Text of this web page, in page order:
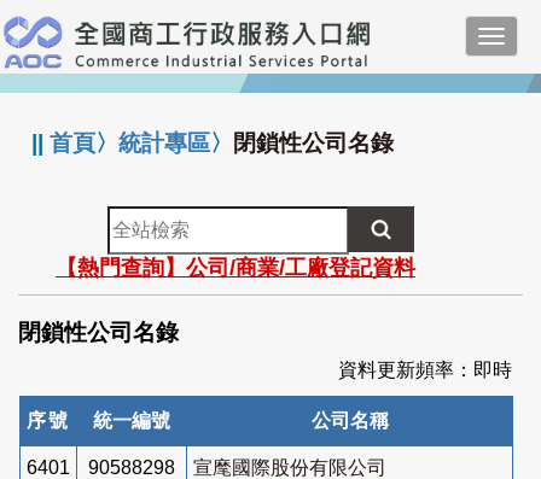
跳
到
主
要
:::
||首頁〉統計專區〉 閉鎖性公司名錄
全
站
檢
索
【熱門查詢】公司/商業/工廠登記資料
閉鎖性公司名錄
資料更新頻率：即時
序號 統一編號 公司名稱
6401 90588298 宣麾國際股份有限公司